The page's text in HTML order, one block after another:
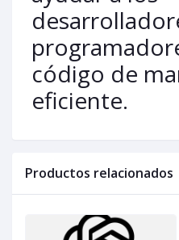
código de
eficiente.
Productos relacionados